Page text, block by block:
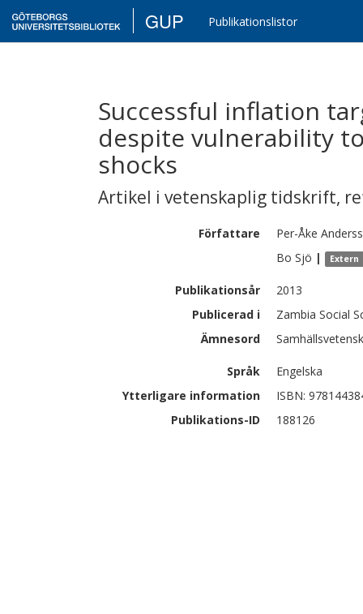
GUP Publikationslistor
Successful inflation
despite vulnerability
shocks
Artikel i vetenskaplig tidskrift,
Författare Per-Åke
Bo Sjö | Extern
Publikationsår
2013
Publicerad i
Zambia Social
Ämnesord
Språk
Engelska
Ytterligare information
ISBN:
Publikations-ID
188126